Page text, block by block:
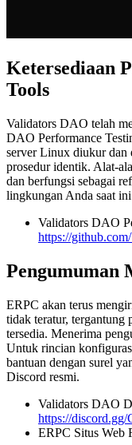
Ketersediaan
Tools
Validators DAO telah
DAO Performance
server Linux diukur dan
prosedur identik. Alat-
dan berfungsi sebagai
lingkungan Anda saat
Validators DAO
https://
Pengumuman
ERPC akan terus
tidak teratur, tergantung
tersedia. Menerima
Untuk rincian
bantuan dengan surel
Discord resmi.
Validators DAO
https://
ERPC Situs Web